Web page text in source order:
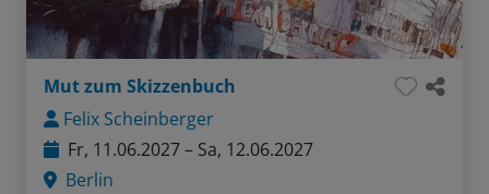
Mut zum Skizzenbuch
Felix Scheinberger
Fr, 11.06.2027 – Sa, 12.06.2027
Berlin